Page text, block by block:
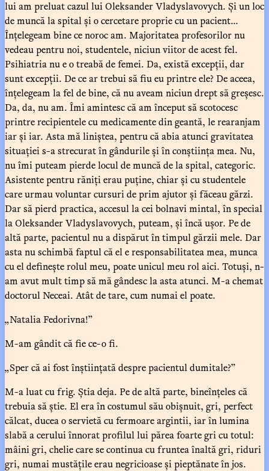
lui am preluat cazul lui Oleksander Vladyslavovych. Și un loc
de muncă la spital și o cercetare proprie cu un pacient...
Înțelegeam bine ce noroc am. Majoritatea profesorilor nu
vedeau pentru noi, studentele, niciun viitor de acest fel.
Psihiatria nu e o treabă de femei. Da, există excepții, dar
sunt excepții. De ce ar trebui să fiu eu printre ele? De aceea,
înțelegeam la fel de bine, că nu aveam niciun drept să greșesc.
Da, da, nu am. Îmi amintesc că am început să scotocesc
printre recipientele cu medicamente din geantă, le rearanjam
iar și iar. Asta mă liniștea, pentru că abia atunci gravitatea
situației s-a strecurat în gândurile și în conștiința mea. Nu,
nu îmi puteam pierde locul de muncă de la spital, categoric.
Asistente pentru răniți erau puține, chiar și cu studentele
care urmau voluntar cursuri de prim ajutor și făceau gărzi.
Dar să pierd practica, accesul la cei bolnavi mintal, în special
la Oleksander Vladyslavovych, puteam, și încă ușor. Pe de
altă parte, pacientul nu a dispărut în timpul gărzii mele. Dar
asta nu schimbă faptul că el e responsabilitatea mea, munca
cu el definește rolul meu, poate unicul meu rol aici. Totuși, n-
am avut mult timp să mă gândesc la asta atunci. M-a chemat
doctorul Neceai. Atât de tare, cum numai el poate.
„Natalia Fedorivna!”
M-am gândit că fie ce-o fi.
„Sper că ai fost înștiințată despre pacientul dumitale?”
M-a luat cu frig. Știa deja. Pe de altă parte, bineînțeles că
trebuia să știe. El era în costumul său obișnuit, gri, perfect
călcat, ducea o servietă cu fermoare argintii, iar în lumina
slabă a cerului înnorat profilul lui părea foarte gri cu totul:
mâini gri, chelie care se continua cu fruntea înaltă gri, riduri
gri, numai mustățile erau negricioase și pieptănate în jos.